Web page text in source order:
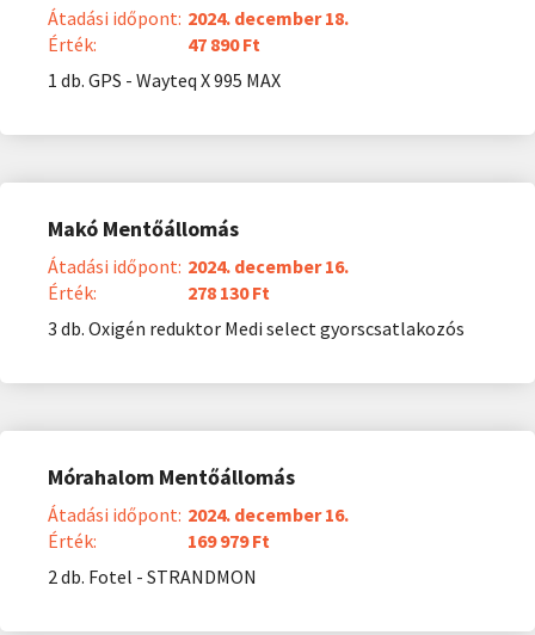
Átadási időpont: 2024. december 18.
Érték:
47 890 Ft
1 db. GPS - Wayteq X 995 MAX
Makó Mentőállomás
Átadási időpont: 2024. december 16.
Érték:
278 130 Ft
3 db. Oxigén reduktor Medi select gyorscsatlakozós
Mórahalom Mentőállomás
Átadási időpont: 2024. december 16.
Érték:
169 979 Ft
2 db. Fotel - STRANDMON